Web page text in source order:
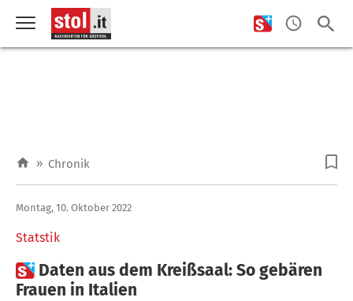
» Chronik
Statstik
Montag, 10. Oktober 2022
 Daten aus dem Kreißsaal: So gebären
Frauen in Italien